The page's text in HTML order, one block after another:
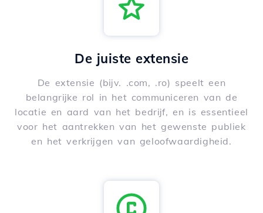
De juiste extensie
De extensie (bijv. .com, .ro) speelt een
belangrijke rol in het communiceren van de
locatie en aard van het bedrijf, en is essentieel
voor het aantrekken van het gewenste publiek
en het verkrijgen van geloofwaardigheid.